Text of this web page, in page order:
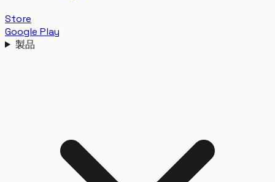
Store
Google Play
製品